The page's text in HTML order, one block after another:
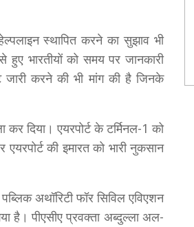
स्थापित करने का सुझाव भी
हुए भारतीयों को समय पर जानकारी
जारी करने की भी मांग की है जिनके
दिया। एयरपोर्ट के टर्मिनल-1 को
की इमारत को भारी नुकसान
अथॉरिटी फॉर सिविल एविएशन
है। पीएसीए प्रवक्ता अब्दुल्ला अल-